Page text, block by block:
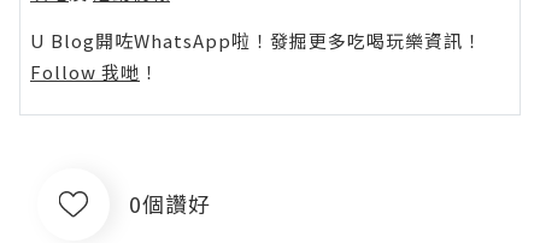
U Blog開咗WhatsApp啦！發掘更多吃喝玩樂資訊！
Follow 我哋 ！
0個讚好